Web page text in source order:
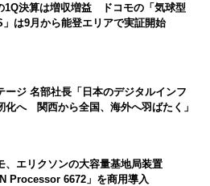
1Q決算は増収増益 ドコモの「気球型
」は9月から能登エリアで実証開始
ージ 名部社長「日本のデジタルインフ
化へ 関西から全国、海外へ羽ばたく」
、エリクソンの大容量基地局装置
Processor 6672」を商用導入